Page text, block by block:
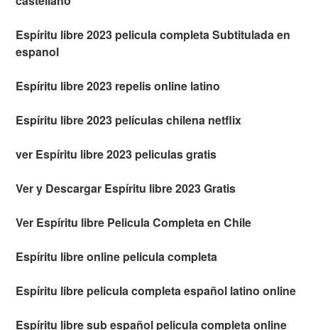
Espíritu libre 2023 pelicula completa Subtitulada en
espanol
Espíritu libre 2023 repelis online latino
Espíritu libre 2023 películas chilena netflix
ver Espíritu libre 2023 peliculas gratis
Ver y Descargar Espíritu libre 2023 Gratis
Ver Espíritu libre Pelicula Completa en Chile
Espíritu libre online pelicula completa
Espíritu libre pelicula completa español latino online
Espíritu libre sub español pelicula completa online